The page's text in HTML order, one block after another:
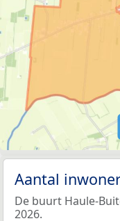
Aantal
De buurt Haule-
2026.